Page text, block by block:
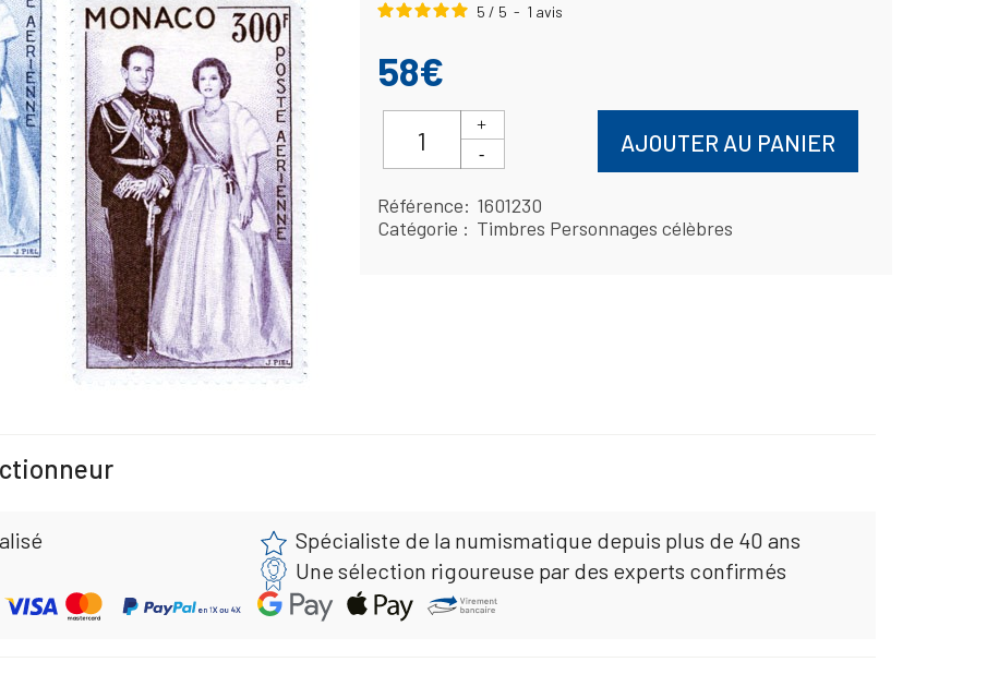
5 / 5 - 1 avis
58€
AJOUTER AU PANIER
Référence
1601230
Catégorie
Timbres Personnages célèbres
Spécialiste de la numismatique depuis plus de 40 ans
Une sélection rigoureuse par des experts confirmés